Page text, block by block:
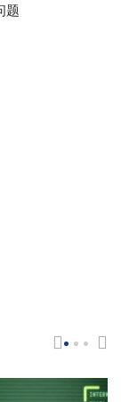
题